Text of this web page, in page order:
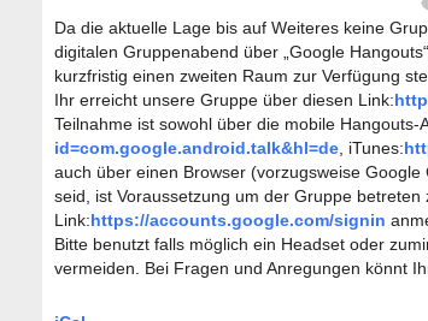
Da die aktuelle Lage bis auf Weiteres keine
digitalen Gruppenabend über „Google
kurzfristig einen zweiten Raum zur Verfügung
Ihr erreicht unsere Gruppe über diesen Link:
Teilnahme ist sowohl über die mobile Hangouts-
id=com.google.android.talk&hl=de, iTunes:
auch über einen Browser (vorzugsweise
seid, ist Voraussetzung um der Gruppe
Link:https://accounts.google.com/signin
Bitte benutzt falls möglich ein Headset oder
vermeiden. Bei Fragen und Anregungen könnt